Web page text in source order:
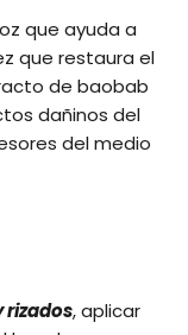
que ayuda a
que restaura el
de baobab
dañinos del
del medio
rizados, aplicar